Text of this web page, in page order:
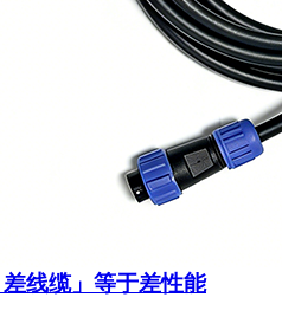
线缆」等于差性能